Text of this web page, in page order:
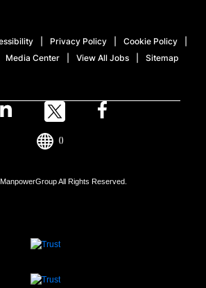
Privacy Policy Cookie Policy
Media Center View All Jobs Sitemap
All Rights Reserved.
()